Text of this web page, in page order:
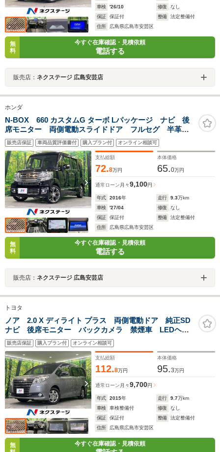
車検
'26/10 修復
なし
保証
保証付 整備
法定整備付
住所
広島県広島市安芸区
無
料
今すぐ在庫確認・見積依頼
電話する
販売店： ネクステージ 広島安芸店
ホンダ
N-BOX 660 カスタムG ターボ Lパッケージ ナビ 後
席モニター 両側電動スライドドア フルセグ 半革シ
ート LEDヘッドライト スマートキー AUTOエアコ
ン ETC バックカメラ パドルシフト クルーズコン
トロール 衝突安全ボディ
販売店保証 車両品質評価書付 購入プラン付 オンライン相談可
支払総額
72.8万円
本体価格
65.0万円
通常ローン 月々9,100円
年式 2016年 走行 9.3万km
車検
'27/04 修復
なし
保証
保証付 整備
法定整備付
住所
広島県広島市安芸区
無
料
今すぐ在庫確認・見積依頼
電話する
販売店： ネクステージ 広島安芸店
トヨタ
ノア 2.0 X ディライト プラス 両側電動ドア 純正SD
ナビ 後席モニター バックカメラ 禁煙車 LEDヘッ
ド ビルトインETC オートライト オートエアコン
リアエアコン Bluetooth フルセグ
販売店保証 購入プラン付 オンライン相談可
支払総額
112.8万円
本体価格
95.3万円
通常ローン 月々9,700円
年式 2015年 走行 9.7万km
車検
車検整備付 修復
なし
保証
保証付 整備
法定整備付
住所
広島県広島市安芸区
無
今すぐ在庫確認・見積依頼